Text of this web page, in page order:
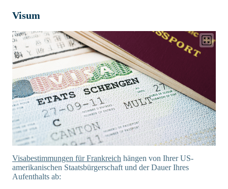
Visum
Visabestimmungen für Frankreich hängen von Ihrer US-
amerikanischen Staatsbürgerschaft und der Dauer Ihres
Aufenthalts ab: